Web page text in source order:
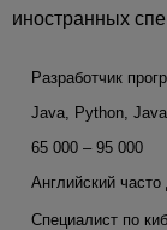
иностранных
Разработчик
Java, Python,
65 000 – 95 000
Английский
Специалист по